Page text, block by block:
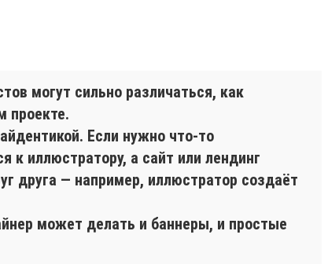
могут сильно различаться, как
проекте.
Если нужно что-то
иллюстратору, а сайт или лендинг
друга — например, иллюстратор создаёт
может делать и баннеры, и простые